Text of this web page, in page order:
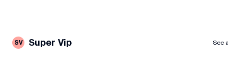
SV Super Vip See